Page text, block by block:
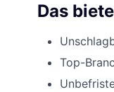
Das
Top-